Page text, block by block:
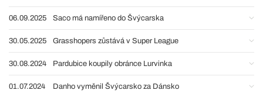
06.09.2025 Saco má namířeno do Švýcarska
30.05.2025 Grasshopers zůstává v Super League
30.08.2024 Pardubice koupily obránce Lurvinka
01.07.2024 Danho vyměnil Švýcarsko za Dánsko